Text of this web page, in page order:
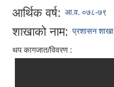
आर्थिक वर्ष: आ.व. ०७८-७९
शाखाको नाम: प्रशासन शाखा
थप कागजात/विवरण :